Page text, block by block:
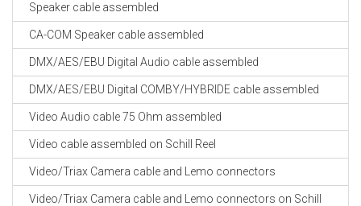
Speaker cable assembled
CA-COM Speaker cable assembled
DMX/AES/EBU Digital Audio cable assembled
DMX/AES/EBU Digital COMBY/HYBRIDE cable assembled
Video Audio cable 75 Ohm assembled
Video cable assembled on Schill Reel
Video/Triax Camera cable and Lemo connectors
Video/Triax Camera cable and Lemo connectors on Schill